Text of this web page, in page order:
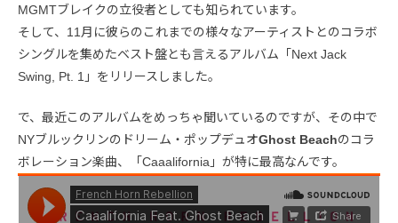
MGMTブレイクの立役者としても知られています。
そして、11月に彼らのこれまでの様々なアーティストとのコラボ
シングルを集めたベスト盤とも言えるアルバム「Next Jack
Swing, Pt. 1」をリリースしました。
で、最近このアルバムをめっちゃ聞いているのですが、その中で
NYブルックリンのドリーム・ポップデュオGhost Beachのコラ
ボレーション楽曲、「Caaalifornia」が特に最高なんです。